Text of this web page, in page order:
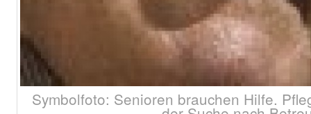
Symbolfoto: Senioren brauchen Hilfe.